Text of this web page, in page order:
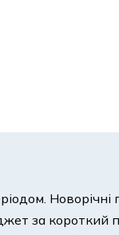
Новорічні
за короткий